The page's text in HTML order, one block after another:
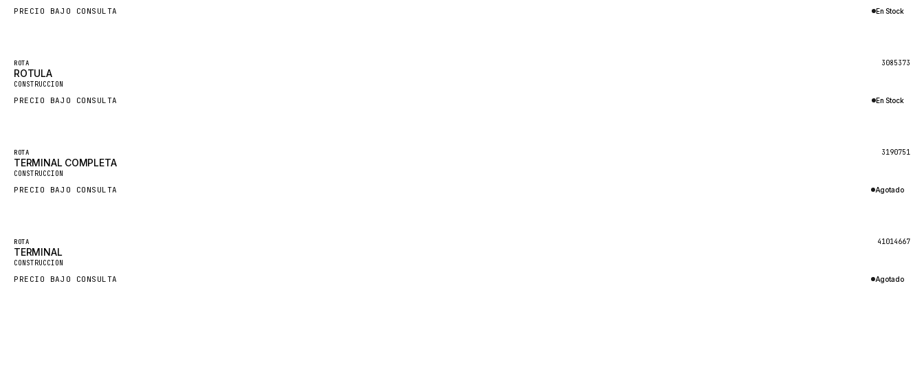
FORD
JLC
INTERNATIONAL HARVESTER
KONECRANES
TAYLOR
PRECIO BAJO CONSULTA En Stock
ROTA 3085373
ROTULA
CONSTRUCCION
PRECIO BAJO CONSULTA En Stock
AGOTADO
ROTA 3190751
TERMINAL COMPLETA
CONSTRUCCION
PRECIO BAJO CONSULTA Agotado
AGOTADO
ROTA 41014667
TERMINAL
CONSTRUCCION
PRECIO BAJO CONSULTA Agotado